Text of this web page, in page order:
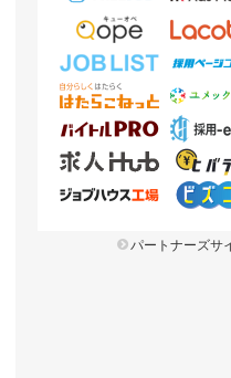
パートナーズサ